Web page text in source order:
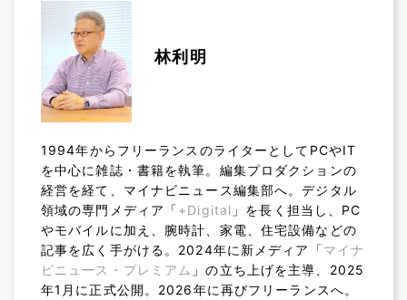
林利明
1994年からフリーランスのライターとしてPCやIT
を中心に雑誌・書籍を執筆。編集プロダクションの
経営を経て、マイナビニュース編集部へ。デジタル
領域の専門メディア「+Digital 」を長く担当し、PC
やモバイルに加え、腕時計、家電、住宅設備などの
記事を広く手がける。2024年に新メディア「マイナ
ビニュース・プレミアム 」の立ち上げを主導、2025
年1月に正式公開。2026年に再びフリーランスへ。